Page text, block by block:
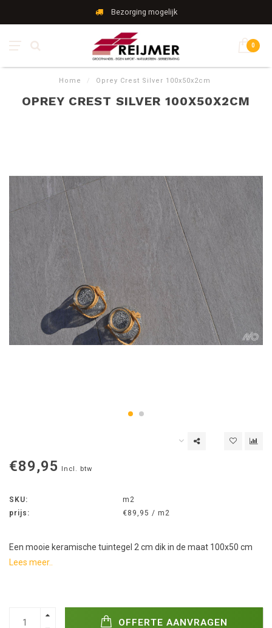
Bezorging mogelijk
0
Home / Oprey Crest Silver 100x50x2cm
OPREY CREST SILVER 100X50X2CM
€89,95 Incl. btw
SKU:
m2
prijs:
€89,95 / m2
Een mooie keramische tuintegel 2 cm dik in de maat 100x50 cm
Lees meer..
OFFERTE AANVRAGEN